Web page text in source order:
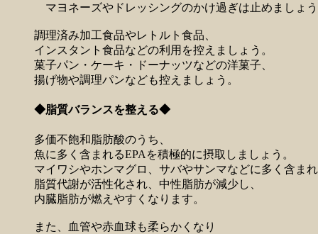
マヨネーズやドレッシングのかけ過ぎは止めましょう
調理済み加工食品やレトルト食品、
インスタント食品などの利用を控えましょう。
菓子パン・ケーキ・ドーナッツなどの洋菓子、
揚げ物や調理パンなども控えましょう。
◆脂質バランスを整える◆
多価不飽和脂肪酸のうち、
魚に多く含まれるEPAを積極的に摂取しましょう。
マイワシやホンマグロ、サバやサンマなどに多く含まれ
脂質代謝が活性化され、中性脂肪が減少し、
内臓脂肪が燃えやすくなります。
また、血管や赤血球も柔らかくなり